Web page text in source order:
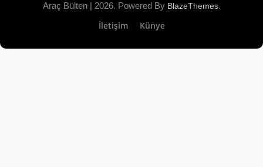
Araç Bülten | 2026. Powered By BlazeThemes.
İletişim Künye